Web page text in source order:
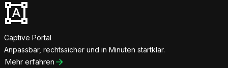
Captive Portal
Anpassbar, rechtssicher und in Minuten startklar.
Mehr erfahren